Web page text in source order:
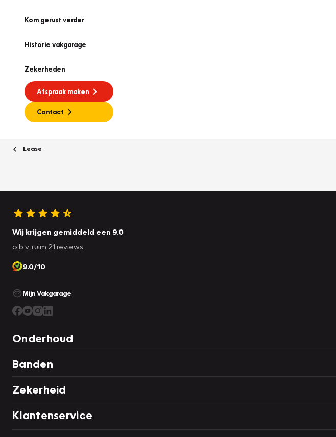
Kom gerust verder
Historie vakgarage
Zekerheden
Afspraak maken
Contact
Lease
Wij krijgen gemiddeld een 9.0
o.b.v. ruim 21 reviews
9.0/10
Mijn Vakgarage
Onderhoud
Banden
Zekerheid
Klantenservice